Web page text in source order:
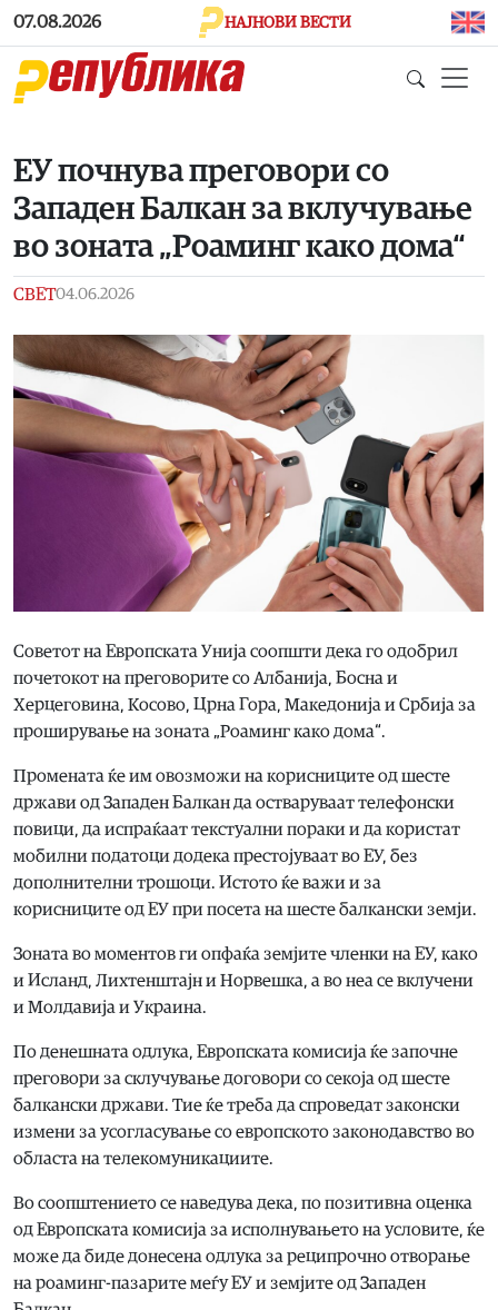
Skip to main content
07.08.2026 НАЈНОВИ ВЕСТИ
ЕУ почнува преговори со
Западен Балкан за вклучување
во зоната „Роаминг како дома“
СВЕТ04.06.2026
Советот на Европската Унија соопшти дека го одобрил
почетокот на преговорите со Албанија, Босна и
Херцеговина, Косово, Црна Гора, Македонија и Србија за
проширување на зоната „Роаминг како дома“.
Промената ќе им овозможи на корисниците од шесте
држави од Западен Балкан да остваруваат телефонски
повици, да испраќаат текстуални пораки и да користат
мобилни податоци додека престојуваат во ЕУ, без
дополнителни трошоци. Истото ќе важи и за
корисниците од ЕУ при посета на шесте балкански земји.
Зоната во моментов ги опфаќа земјите членки на ЕУ, како
и Исланд, Лихтенштајн и Норвешка, а во неа се вклучени
и Молдавија и Украина.
По денешната одлука, Европската комисија ќе започне
преговори за склучување договори со секоја од шесте
балкански држави. Тие ќе треба да спроведат законски
измени за усогласување со европското законодавство во
областа на телекомуникациите.
Во соопштението се наведува дека, по позитивна оценка
од Европската комисија за исполнувањето на условите, ќе
може да биде донесена одлука за реципрочно отворање
на роаминг-пазарите меѓу ЕУ и земјите од Западен